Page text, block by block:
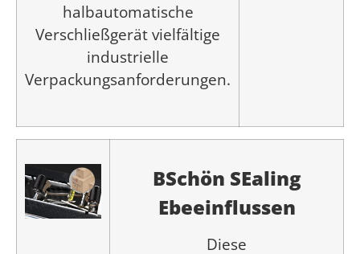
halbautomatische
Verschließgerät vielfältige
industrielle
Verpackungsanforderungen.
BSchön SEaling
Ebeeinflussen
Diese